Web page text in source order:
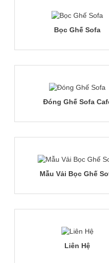
Bọc Ghế Sofa
Đóng Ghế Sofa
Mẫu Vải Bọc Ghế
Liên Hệ